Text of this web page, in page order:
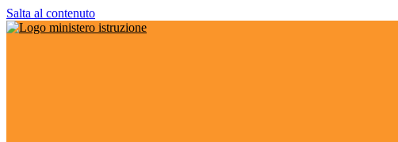
Salta al contenuto